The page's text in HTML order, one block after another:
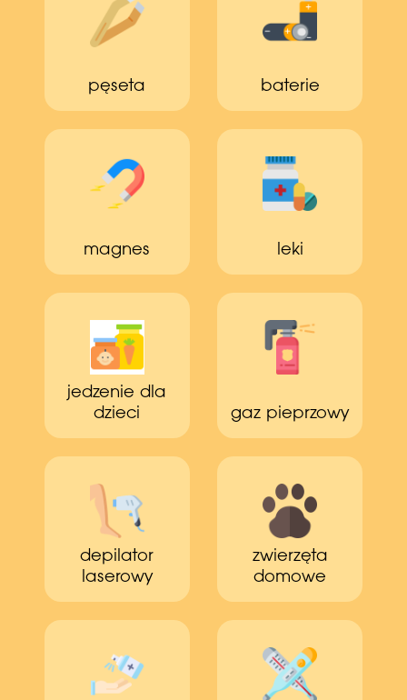
pęseta baterie
magnes leki
jedzenie dla
dzieci
gaz pieprzowy
depilator
laserowy
zwierzęta
domowe